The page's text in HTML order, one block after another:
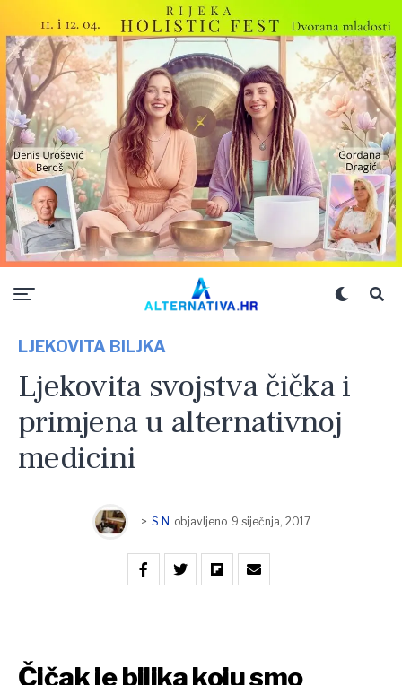
LJEKOVITA BILJKA
Ljekovita svojstva čička i
primjena u alternativnoj
medicini
> S N objavljeno 9 siječnja, 2017
Čičak je biljka koju smo